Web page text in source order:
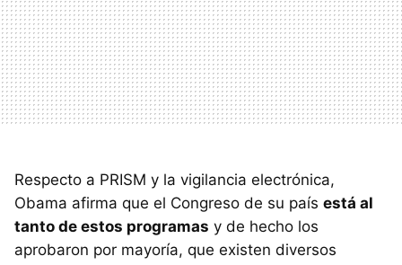
Respecto a PRISM y la vigilancia electrónica,
Obama afirma que el Congreso de su país está al
tanto de estos programas y de hecho los
aprobaron por mayoría, que existen diversos